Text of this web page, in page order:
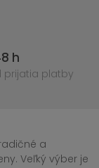
h
prijatia platby
a
Veľký výber je